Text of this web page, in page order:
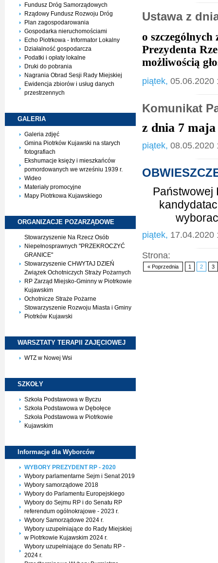
Fundusz Dróg Samorządowych
Rządowy Fundusz Rozwoju Dróg
Plan zagospodarowania
Gospodarka nieruchomościami
Echo Piotrkowa - Informator Lokalny
Działalność gospodarcza
Podatki i opłaty lokalne
Druki do pobrania
Nagrania Obrad Sesji Rady Miejskiej
Ewidencja zbiorów i usług danych
przestrzennych
GALERIA
Galeria zdjęć
Gmina Piotrków Kujawski na starych
fotografiach
Ekshumacje księży i mieszkańców
pomordowanych we wrześniu 1939 r.
Wideo
Materiały promocyjne
Mapy Piotrkowa Kujawskiego
ORGANIZACJE POZARZĄDOWE
Stowarzyszenie Na Rzecz Osób
Niepełnosprawnych "PRZEKROCZYĆ
GRANICE"
Stowarzyszenie CHWYTAJ DZIEŃ
Związek Ochotniczych Straży Pożarnych
RP Zarząd Miejsko-Gminny w Piotrkowie
Kujawskim
Ochotnicze Straże Pożarne
Stowarzyszenie Rozwoju Miasta i Gminy
Piotrków Kujawski
WARSZTATY TERAPII ZAJĘCIOWEJ
WTZ w Nowej Wsi
SZKOŁY
Szkoła Podstawowa w Byczu
Szkoła Podstawowa w Dębołęce
Szkoła Podstawowa w Piotrkowie
Kujawskim
Informacje dla Wyborców
WYBORY PREZYDENT RP - 2020
Wybory parlamentarne Sejm i Senat 2019
Wybory samorządowe 2018
Wybory do Parlamentu Europejskiego
Wybory do Sejmu RP i do Senatu RP
referendum ogólnokrajowe - 2023 r.
Wybory Samorządowe 2024 r.
Wybory uzupełniające do Rady Miejskiej
w Piotrkowie Kujawskim 2024 r.
Wybory uzupełniające do Senatu RP -
2024 r.
Ustawa z
o
Prezydenta
możliwością
piątek, 05.06.2020
Komunikat
z dnia 7
piątek, 08.05.2020
Państwowej
piątek, 17.04.2020
Strona:
« Poprzednia 1 2 3